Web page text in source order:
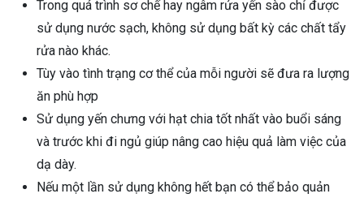
Trong quá trình sơ chế hay ngâm rửa yến sào chỉ được
sử dụng nước sạch, không sử dụng bất kỳ các chất tẩy
rửa nào khác.
Tùy vào tình trạng cơ thể của mỗi người sẽ đưa ra lượng
ăn phù hợp
Sử dụng yến chưng với hạt chia tốt nhất vào buổi sáng
và trước khi đi ngủ giúp nâng cao hiệu quả làm việc của
dạ dày.
Nếu một lần sử dụng không hết bạn có thể bảo quản